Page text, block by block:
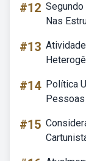
#12
Nas
#13
#14 Política
Pessoas
#15